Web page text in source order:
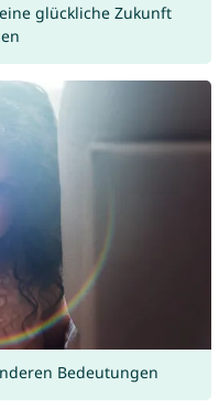
glückliche Zukunft
Bedeutungen